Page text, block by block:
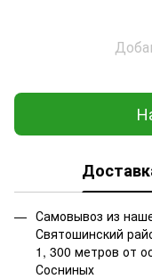
Самовывоз из
Святошинский
1, 300 метров от
Сосниных